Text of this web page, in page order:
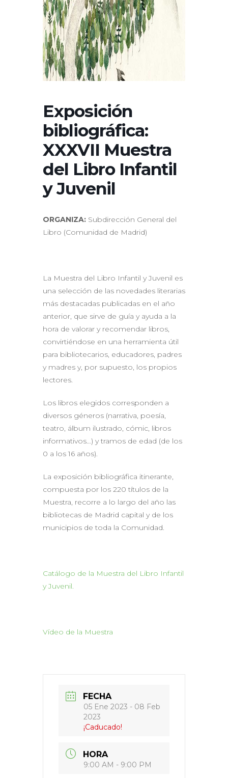
Exposición
bibliográfica:
XXXVII Muestra
del Libro Infantil
y Juvenil
ORGANIZA: Subdirección General del
Libro (Comunidad de Madrid)
La Muestra del Libro Infantil y Juvenil es
una selección de las novedades literarias
más destacadas publicadas en el año
anterior, que sirve de guía y ayuda a la
hora de valorar y recomendar libros,
convirtiéndose en una herramienta útil
para bibliotecarios, educadores, padres
y madres y, por supuesto, los propios
lectores.
Los libros elegidos corresponden a
diversos géneros (narrativa, poesía,
teatro, álbum ilustrado, cómic, libros
informativos…) y tramos de edad (de los
0 a los 16 años).
La exposición bibliográfica itinerante,
compuesta por los 220 títulos de la
Muestra, recorre a lo largo del año las
bibliotecas de Madrid capital y de los
municipios de toda la Comunidad.
Catálogo de la Muestra del Libro Infantil
y Juvenil.
Vídeo de la Muestra
FECHA
05 Ene 2023 - 08 Feb
2023
¡Caducado!
HORA
9:00 AM - 9:00 PM